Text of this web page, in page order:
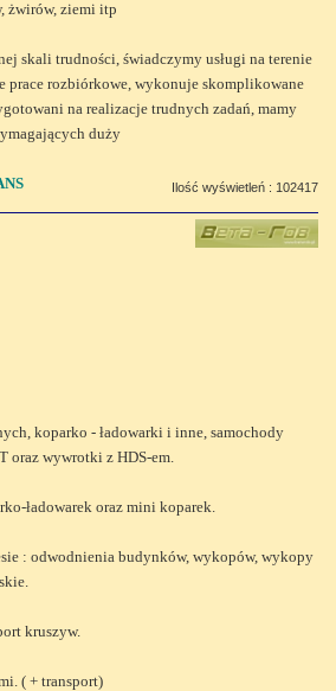
żwirów, ziemi itp
skali trudności, świadczymy usługi na terenie
prace rozbiórkowe, wykonuje skomplikowane
na realizacje trudnych zadań, mamy
duży
Ilość wyświetleń : 102417
koparko - ładowarki i inne, samochody
oraz wywrotki z HDS-em.
ładowarek oraz mini koparek.
: odwodnienia budynków, wykopów, wykopy
kruszyw.
( + transport)